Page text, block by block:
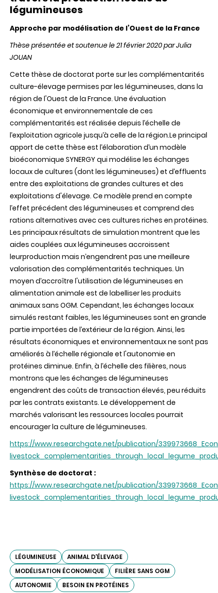
légumineuses
Approche par modélisation de l’Ouest de la France
Thèse présentée et soutenue le 21 février 2020 par Julia
JOUAN
Cette thèse de doctorat porte sur les complémentarités
culture-élevage permises par les légumineuses, dans la
région de l'Ouest de la France. Une évaluation
économique et environnementale de ces
complémentarités est réalisée depuis l’échelle de
l’exploitation agricole jusqu’à celle de la région.Le principal
apport de cette thèse est l’élaboration d’un modèle
bioéconomique SYNERGY qui modélise les échanges
locaux de cultures (dont les légumineuses) et d’effluents
entre des exploitations de grandes cultures et des
exploitations d'élevage. Ce modèle prend en compte
l’effet précédent des légumineuses et comprend des
rations alternatives avec ces cultures riches en protéines.
Les principaux résultats de simulation montrent que les
aides couplées aux légumineuses accroissent
leurproduction mais n’engendrent pas une meilleure
valorisation des complémentarités techniques. Un
moyen d’accroître l'utilisation de légumineuses en
alimentation animale est de labelliser les produits
animaux sans OGM. Cependant, les échanges locaux
simulés restant faibles, les légumineuses sont en grande
partie importées de l’extérieur de la région. Ainsi, les
résultats économiques et environnementaux ne sont pas
améliorés à l’échelle régionale et l'autonomie en
protéines diminue. Enfin, à l’échelle des filières, nous
montrons que les échanges de légumineuses
engendrent des coûts de transaction élevés, peu réduits
par les contrats existants. Le développement de
marchés valorisant les ressources locales pourrait
encourager la culture de légumineuses.
https://www.researchgate.net/publication/
Synthèse de doctorat :
https://www.researchgate.net/publication/
LÉGUMINEUSE
ANIMAL D'ÉLEVAGE
MODÉLISATION ÉCONOMIQUE
FILIÈRE SANS OGM
AUTONOMIE
BESOIN EN PROTÉINES